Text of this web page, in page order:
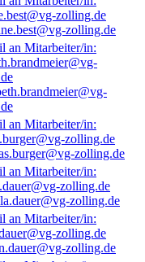
zolling.de
zolling.de
zolling.de
zolling.de